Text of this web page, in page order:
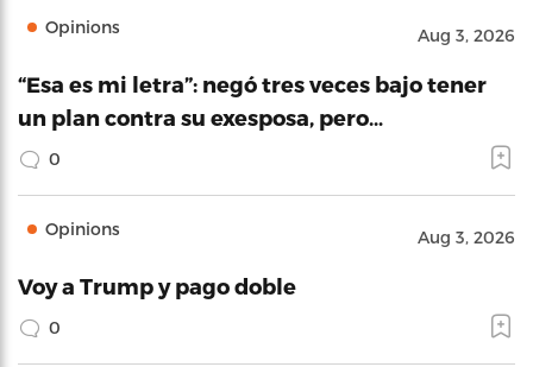
Opinions Aug 3, 2026
“Esa es mi letra”: negó tres veces bajo tener
un plan contra su exesposa, pero…
0
Opinions Aug 3, 2026
Voy a Trump y pago doble
0